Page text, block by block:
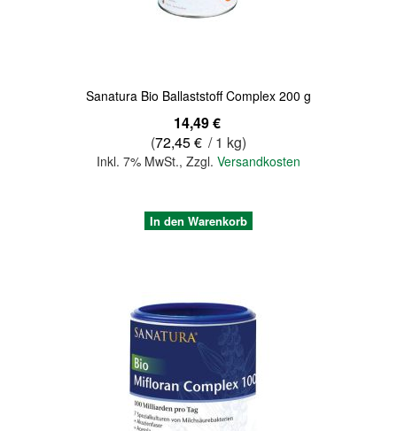
Sanatura Bio Ballaststoff Complex 200 g
14,49 €
(72,45 € / 1 kg)
Inkl. 7% MwSt., Zzgl. Versandkosten
In den Warenkorb